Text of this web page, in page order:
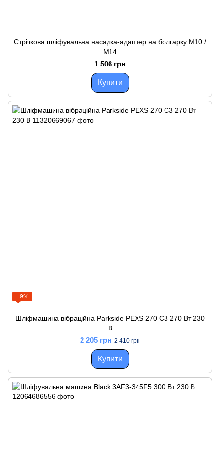
Стрічкова шліфувальна насадка-адаптер на болгарку M10 /
M14
1 506 грн
Купити
−9%
Шліфмашина вібраційна Parkside PEXS 270 C3 270 Вт 230
В
2 205 грн 2 410 грн
Купити